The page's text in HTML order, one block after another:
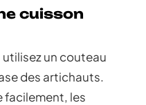
cuisson
un couteau
des artichauts.
facilement, les